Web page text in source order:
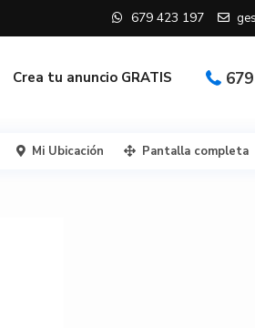
679 423 197
Crea tu anuncio GRATIS
Mi Ubicación Pantalla completa